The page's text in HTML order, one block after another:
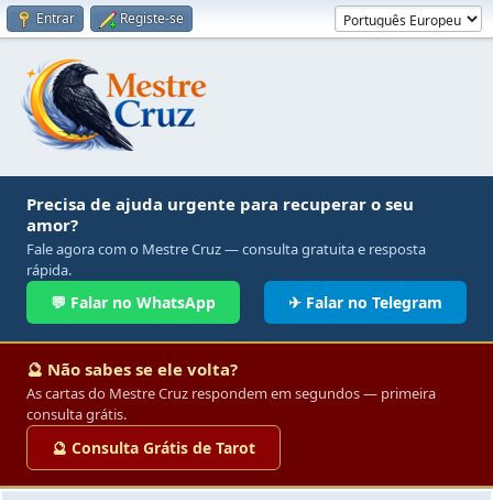
Entrar Registe-se
Precisa de ajuda urgente para recuperar o seu
amor?
Fale agora com o Mestre Cruz — consulta gratuita e resposta
rápida.
💬 Falar no WhatsApp ✈ Falar no Telegram
🔮 Não sabes se ele volta?
As cartas do Mestre Cruz respondem em segundos — primeira
consulta grátis.
🔮 Consulta Grátis de Tarot